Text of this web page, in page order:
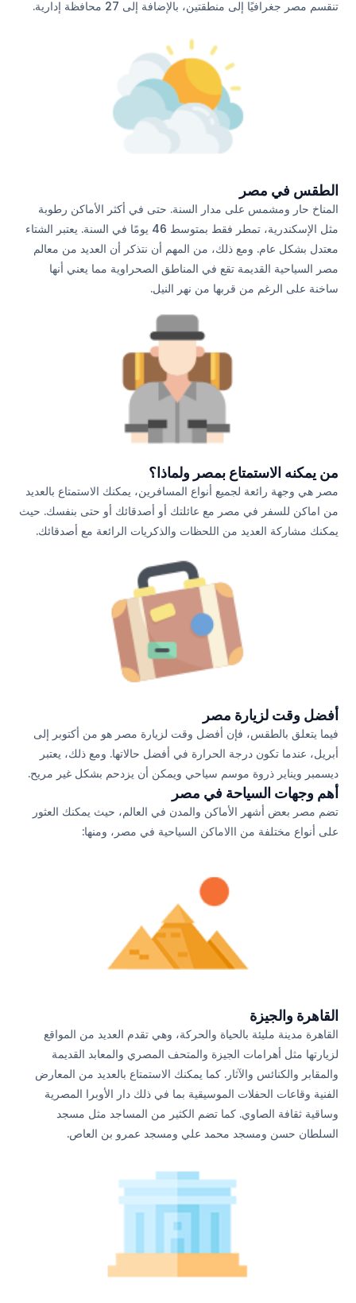
تنقسم مصر جغرافيًا إلى منطقتين، بالإضافة إلى 27 محافظة إدارية.
الطقس في مصر
المناخ حار ومشمس على مدار السنة. حتى في أكثر الأماكن رطوبة
مثل الإسكندرية، تمطر فقط بمتوسط 46 يومًا في السنة. يعتبر الشتاء
معتدل بشكل عام. ومع ذلك، من المهم أن نتذكر أن العديد من معالم
مصر السياحية القديمة تقع في المناطق الصحراوية مما يعني أنها
ساخنة على الرغم من قربها من نهر النيل.
من يمكنه الاستمتاع بمصر ولماذا؟
مصر هي وجهة رائعة لجميع أنواع المسافرين، يمكنك الاستمتاع بالعديد
من اماكن للسفر في مصر مع عائلتك أو أصدقائك أو حتى بنفسك. حيث
يمكنك مشاركة العديد من اللحظات والذكريات الرائعة مع أصدقائك.
أفضل وقت لزيارة مصر
فيما يتعلق بالطقس، فإن أفضل وقت لزيارة مصر هو من أكتوبر إلى
أبريل، عندما تكون درجة الحرارة في أفضل حالاتها. ومع ذلك، يعتبر
ديسمبر ويناير ذروة موسم سياحي ويمكن أن يزدحم بشكل غير مريح.
أهم وجهات السياحة في مصر
تضم مصر بعض أشهر الأماكن والمدن في العالم، حيث يمكنك العثور
على أنواع مختلفة من االاماكن السياحية في مصر، ومنها:
القاهرة والجيزة
القاهرة مدينة مليئة بالحياة والحركة، وهي تقدم العديد من المواقع
لزيارتها مثل أهرامات الجيزة والمتحف المصري والمعابد القديمة
والمقابر والكنائس والآثار. كما يمكنك الاستمتاع بالعديد من المعارض
الفنية وقاعات الحفلات الموسيقية بما في ذلك دار الأوبرا المصرية
وساقية ثقافة الصاوي. كما تضم الكثير من المساجد مثل مسجد
السلطان حسن ومسجد محمد علي ومسجد عمرو بن العاص.